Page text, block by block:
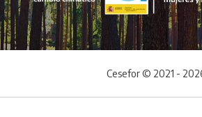
Cesefor © 2021 -